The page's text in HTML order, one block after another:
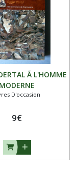
Ã L'HOMME
MODERNE
D'occasion
9€